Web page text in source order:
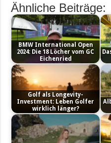
Ähnliche Beiträge:
BMW International Open
2024: Die 18 Löcher vom GC
Eichenried
Golf als Longevity-
Investment: Leben Golfer
wirklich länger?